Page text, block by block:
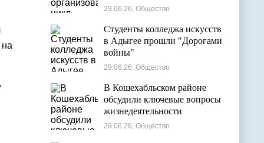
29.06.26, Общество
Студенты колледжа искусств
в Адыгее прошли "Дорогами
войны"
29.06.26, Общество
В Кошехабльском районе
обсудили ключевые вопросы
жизнедеятельности
муниципалитета
29.06.26, Общество